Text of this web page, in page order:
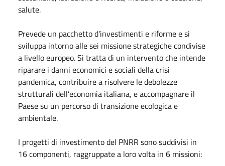
salute.
Prevede un pacchetto d'investimenti e riforme e si
sviluppa intorno alle sei missione strategiche condivise
a livello europeo. Si tratta di un intervento che intende
riparare i danni economici e sociali della crisi
pandemica, contribuire a risolvere le debolezze
strutturali dell’economia italiana, e accompagnare il
Paese su un percorso di transizione ecologica e
ambientale.
I progetti di investimento del PNRR sono suddivisi in
16 componenti, raggruppate a loro volta in 6 missioni: